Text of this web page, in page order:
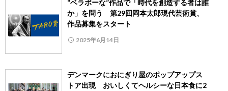
“ベラボーな”作品で「時代を創造する者は誰
か」を問う 第29回岡本太郎現代芸術賞、
作品募集をスタート
2025年6月14日
デンマークにおにぎり屋のポップアップス
トア出現 おいしくてヘルシーな日本食に2